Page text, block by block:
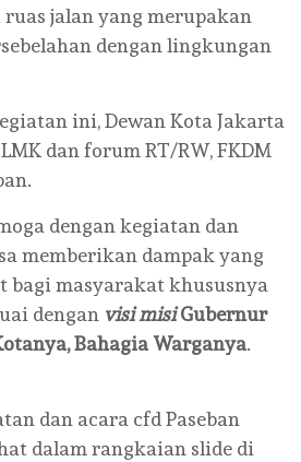
jalan yang merupakan
dengan lingkungan
ini, Dewan Kota Jakarta
dan forum RT/RW, FKDM
dengan kegiatan dan
memberikan dampak yang
bagi masyarakat khususnya
dengan visi misi Gubernur
Bahagia Warganya.
dan acara cfd Paseban
dalam rangkaian slide di